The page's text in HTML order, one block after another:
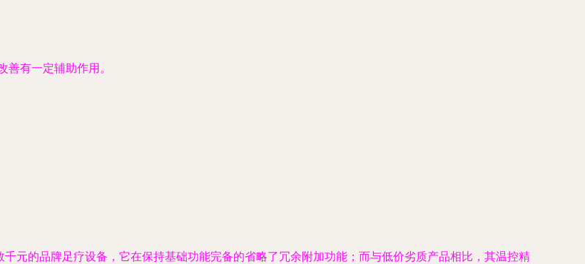
有一定辅助作用。
元的品牌足疗设备，它在保持基础功能完备的省略了冗余附加功能；而与低价劣质产品相比，其温控精